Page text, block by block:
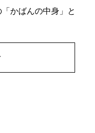
かばんの中身」と